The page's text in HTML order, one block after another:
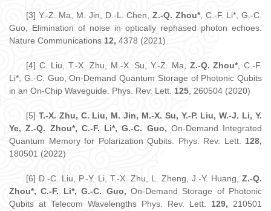
[3] Y.-Z. Ma, M. Jin, D.-L. Chen,Z.-Q. Zhou*, C.-F. Li*, G.-C.
Guo, Elimination of noise in optically rephased photon echoes.
Nature Communications 12, 4378 (2021)
[4] C. Liu, T.-X. Zhu, M.-X. Su, Y.-Z. Ma, Z.-Q. Zhou*, C.-F.
Li*, G.-C. Guo, On-Demand Quantum Storage of Photonic Qubits
in an On-Chip Waveguide. Phys. Rev. Lett. 125 , 260504 (2020)
[5] T.-X. Zhu, C. Liu, M. Jin, M.-X. Su, Y.-P. Liu, W.-J. Li, Y.
Ye, Z.-Q. Zhou*, C.-F. Li*, G.-C. Guo, On-Demand Integrated
Quantum Memory for Polarization Qubits. Phys. Rev. Lett. 128,
180501 (2022)
[6] D.-C. Liu, P.-Y. Li, T.-X. Zhu, L. Zheng, J.-Y. Huang, Z.-Q.
Zhou*, C.-F. Li*, G.-C. Guo, On-Demand Storage of Photonic
Qubits at Telecom Wavelengths Phys. Rev. Lett. 129, 210501